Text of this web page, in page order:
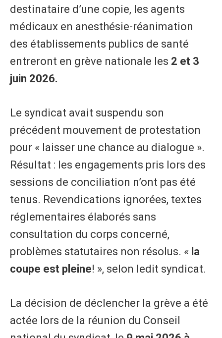
destinataire d’une copie, les agents
médicaux en anesthésie-réanimation
des établissements publics de santé
entreront en grève nationale les 2 et 3
juin 2026.
Le syndicat avait suspendu son
précédent mouvement de protestation
pour « laisser une chance au dialogue ».
Résultat : les engagements pris lors des
sessions de conciliation n’ont pas été
tenus. Revendications ignorées, textes
réglementaires élaborés sans
consultation du corps concerné,
problèmes statutaires non résolus. « la
coupe est pleine! », selon ledit syndicat.
La décision de déclencher la grève a été
actée lors de la réunion du Conseil